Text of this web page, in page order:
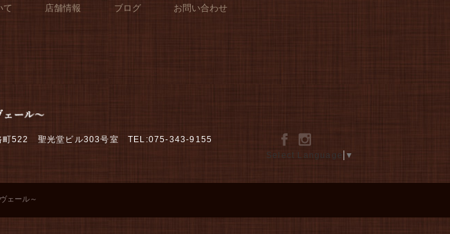
て 店舗情報 ブログ お問い合わせ
町522 聖光堂ビル303号室 TEL:075-343-9155
Select Language ▼
ェール～